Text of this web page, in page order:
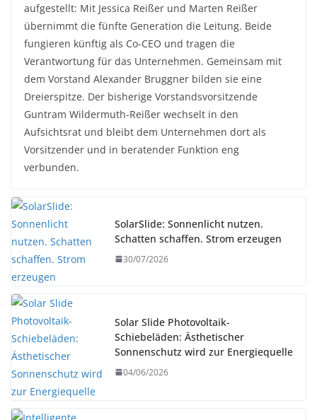
aufgestellt: Mit Jessica Reißer und Marten Reißer
übernimmt die fünfte Generation die Leitung. Beide
fungieren künftig als Co-CEO und tragen die
Verantwortung für das Unternehmen. Gemeinsam mit
dem Vorstand Alexander Bruggner bilden sie eine
Dreierspitze. Der bisherige Vorstandsvorsitzende
Guntram Wildermuth-Reißer wechselt in den
Aufsichtsrat und bleibt dem Unternehmen dort als
Vorsitzender und in beratender Funktion eng
verbunden.
SolarSlide: Sonnenlicht nutzen.
Schatten schaffen. Strom erzeugen
30/07/2026
Solar Slide Photovoltaik-
Schiebeläden: Ästhetischer
Sonnenschutz wird zur Energiequelle
04/06/2026